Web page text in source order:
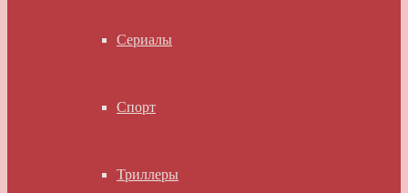
Сериалы
Спорт
Триллеры